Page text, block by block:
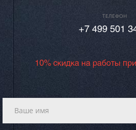
ТЕЛЕФОН
+7 499 501
10% скидка на работы